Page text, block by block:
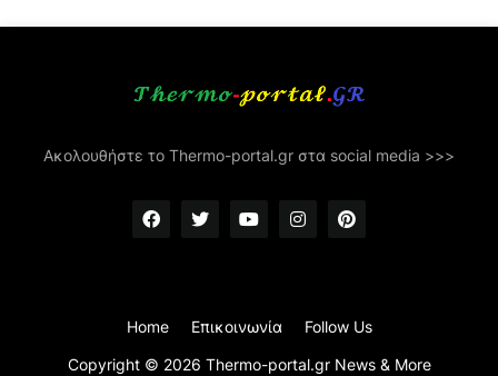
Ακολουθήστε το Thermo-portal.gr στα social media >>>
Copyright © 2026 Thermo-portal.gr News & More
Home Επικοινωνία Follow Us